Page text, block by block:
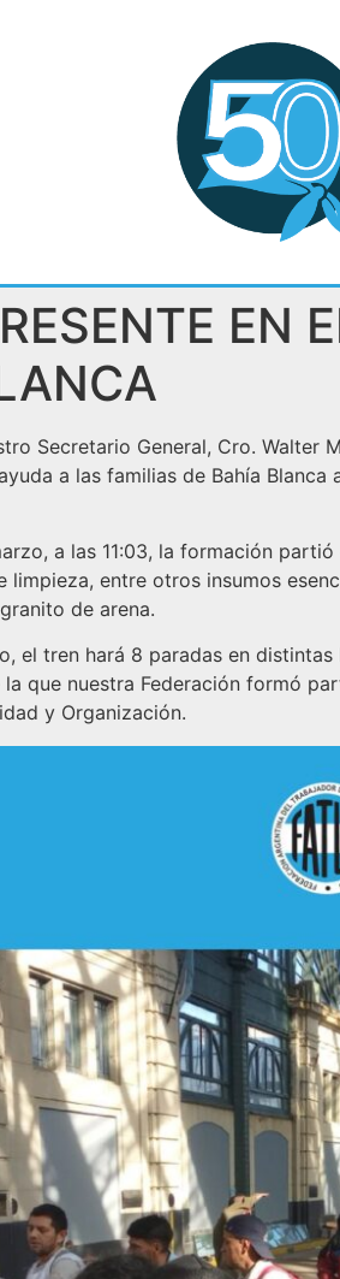
EN
Secretario General, Cro. Walter
a las familias de Bahía
a las 11:03, la formación
entre otros insumos
de arena.
el tren hará 8 paradas en
que nuestra Federación formó
y Organización.